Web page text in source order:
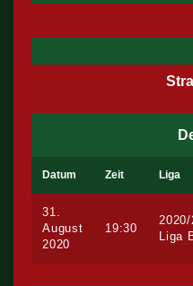
Datum Zeit Liga
31.
August
2020
19:30
2020/
Liga